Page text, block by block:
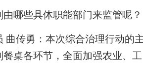
哪些具体职能部门来监管呢？
传勇：本次综合治理行动的
桌各环节，全面加强农业、工